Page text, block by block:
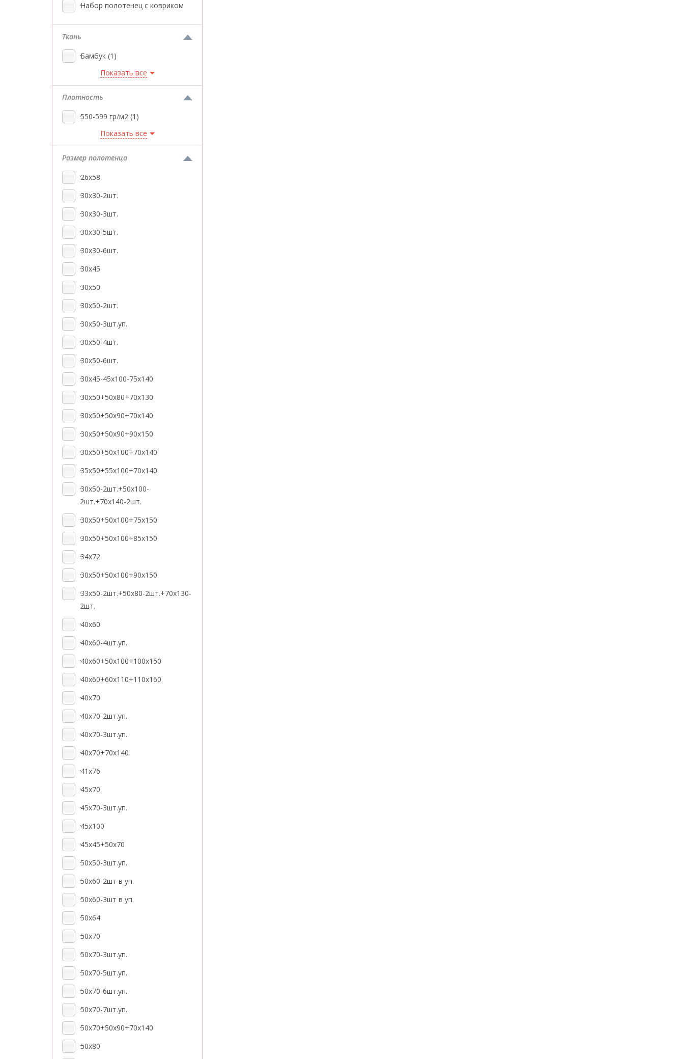
Набор полотенец с ковриком
Ткань
Бамбук (1)
Показать все
Плотность
550-599 гр/м2 (1)
Показать все
Размер полотенца
26x58
30x30-2шт.
30x30-3шт.
30x30-5шт.
30x30-6шт.
30x45
30x50
30x50-2шт.
30x50-3шт.уп.
30x50-4шт.
30x50-6шт.
30x45-45x100-75x140
30x50+50x80+70x130
30x50+50x90+70x140
30x50+50x90+90x150
30x50+50x100+70x140
35x50+55x100+70x140
30x50-2шт.+50x100-
2шт.+70x140-2шт.
30x50+50x100+75x150
30x50+50x100+85x150
34x72
30x50+50x100+90x150
33x50-2шт.+50x80-2шт.+70x130-
2шт.
40x60
40x60-4шт.уп.
40x60+50x100+100x150
40x60+60x110+110x160
40x70
40x70-2шт.уп.
40x70-3шт.уп.
40х70+70х140
41x76
45x70
45x70-3шт.уп.
45x100
45x45+50x70
50x50-3шт.уп.
50х60-2шт в уп.
50x60-3шт в уп.
50x64
50x70
50x70-3шт.уп.
50x70-5шт.уп.
50x70-6шт.уп.
50x70-7шт.уп.
50x70+50x90+70x140
50x80